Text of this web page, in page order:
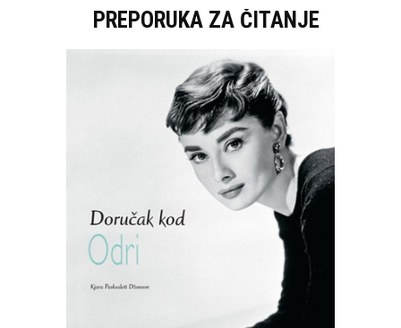
PREPORUKA ZA ČITANJE